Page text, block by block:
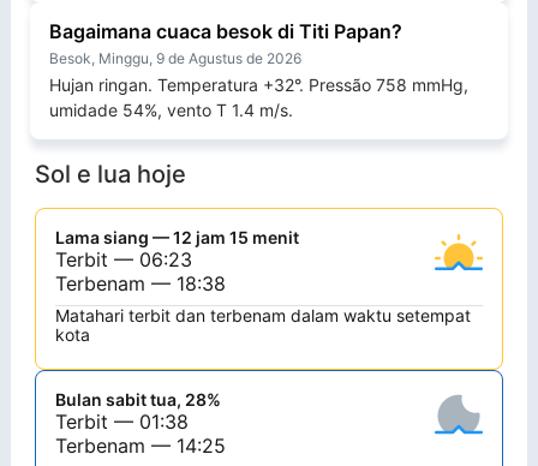
Bagaimana cuaca besok di Titi Papan?
Besok, Minggu, 9 de Agustus de 2026
Hujan ringan. Temperatura +32°. Pressão 758 mmHg,
umidade 54%, vento T 1.4 m/s.
Sol e lua hoje
Lama siang — 12 jam 15 menit
Terbit — 06:23
Terbenam — 18:38
Matahari terbit dan terbenam dalam waktu setempat
kota
Bulan sabit tua, 28%
Terbit — 01:38
Terbenam — 14:25